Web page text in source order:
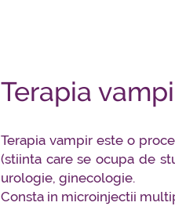
Terapia
Terapia vampir este o
(stiinta care se ocupa de
urologie, ginecologie.
Consta in microinjectii